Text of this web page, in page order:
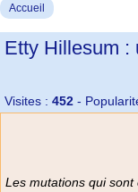
Accueil
Etty Hillesum :
Visites : 452 -
Les mutations qui